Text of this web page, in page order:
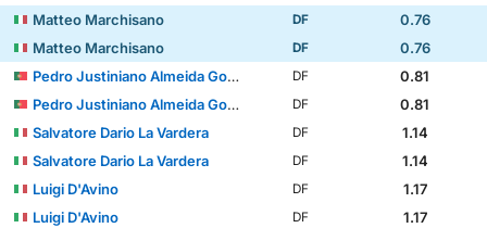
Matteo Marchisano DF
0.76
Matteo Marchisano
DF
0.76
Pedro Justiniano Almeida Gomes
DF
0.81
Pedro Justiniano Almeida Gomes
DF
0.81
Salvatore Dario La Vardera
DF
1.14
Salvatore Dario La Vardera
DF
1.14
Luigi D'Avino
DF
1.17
Luigi D'Avino
DF
1.17